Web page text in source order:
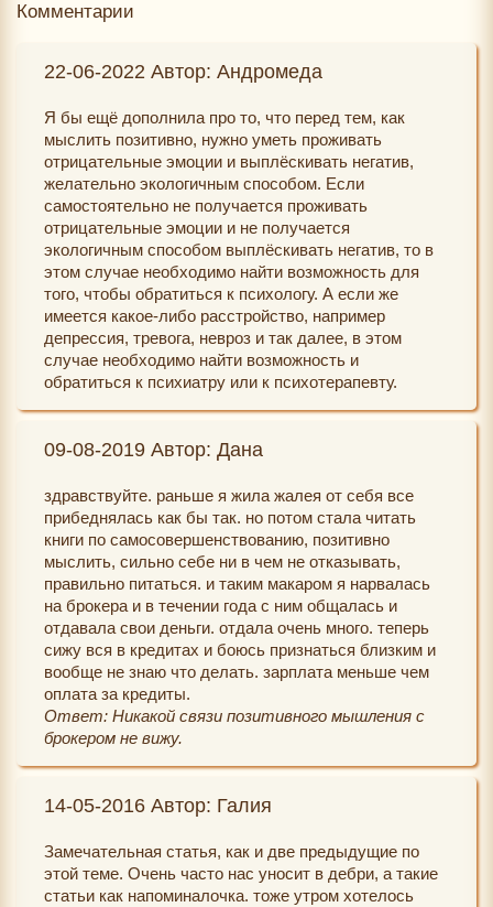
Комментарии
22-06-2022 Автор: Андромеда
Я бы ещё дополнила про то, что перед тем, как
мыслить позитивно, нужно уметь проживать
отрицательные эмоции и выплёскивать негатив,
желательно экологичным способом. Если
самостоятельно не получается проживать
отрицательные эмоции и не получается
экологичным способом выплёскивать негатив, то в
этом случае необходимо найти возможность для
того, чтобы обратиться к психологу. А если же
имеется какое-либо расстройство, например
депрессия, тревога, невроз и так далее, в этом
случае необходимо найти возможность и
обратиться к психиатру или к психотерапевту.
09-08-2019 Автор: Дана
здравствуйте. раньше я жила жалея от себя все
прибеднялась как бы так. но потом стала читать
книги по самосовершенствованию, позитивно
мыслить, сильно себе ни в чем не отказывать,
правильно питаться. и таким макаром я нарвалась
на брокера и в течении года с ним общалась и
отдавала свои деньги. отдала очень много. теперь
сижу вся в кредитах и боюсь признаться близким и
вообще не знаю что делать. зарплата меньше чем
оплата за кредиты.
Ответ: Никакой связи позитивного мышления с
брокером не вижу.
14-05-2016 Автор: Галия
Замечательная статья, как и две предыдущие по
этой теме. Очень часто нас уносит в дебри, а такие
статьи как напоминалочка. тоже утром хотелось